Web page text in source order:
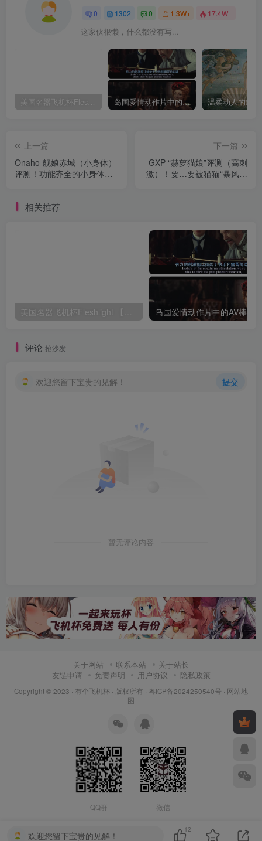
0 1302 0 1.3W+ 17.4W+
这家伙很懒，什么都没有写...
岛国爱情动作片中的AV棒到底有多猛？成人用品震动棒的发展史！
上一篇
Onaho-舰娘赤城（小身体）
评测！功能齐全的小身体，
下一篇
GXP-“赫萝猫娘”评测（高刺
激）！要…要被猫猫“暴风吸
相关推荐
评论 抢沙发
欢迎您留下宝贵的见解！ 提交
暂无评论内容
关于网站 联系本站
关于站长
友链申请
免责声明 用户协议 隐私政策
Copyright © 2023 · 有个飞机杯 · 版权所有 · 粤ICP备2024250540号 · 网站地
图
QQ群 微信
欢迎您留下宝贵的见解！
12